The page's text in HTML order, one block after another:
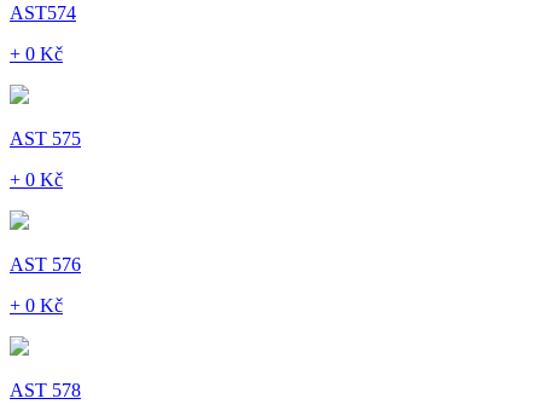
AST574
+ 0 Kč
AST 575
+ 0 Kč
AST 576
+ 0 Kč
AST 578